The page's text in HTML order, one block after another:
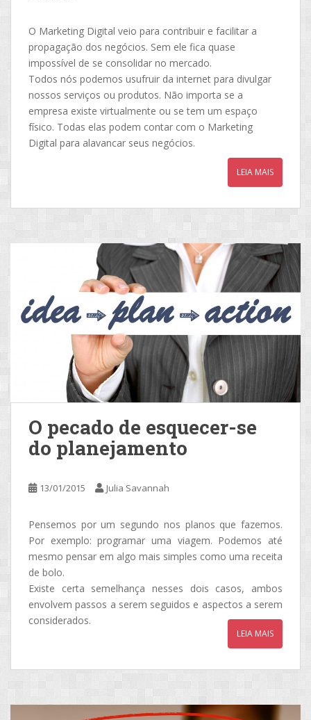
O Marketing Digital veio para contribuir e facilitar a
propagação dos negócios. Sem ele fica quase
impossível de se consolidar no mercado.
Todos nós podemos usufruir da internet para divulgar
nossos serviços ou produtos. Não importa se a
empresa existe virtualmente ou se tem um espaço
físico. Todas elas podem contar com o Marketing
Digital para alavancar seus negócios.
LEIA MAIS
O pecado de esquecer-se
do planejamento
13/01/2015 Julia Savannah
Pensemos por um segundo nos planos que fazemos.
Por exemplo: programar uma viagem. Podemos até
mesmo pensar em algo mais simples como uma receita
de bolo.
Existe certa semelhança nesses dois casos, ambos
envolvem passos a serem seguidos e aspectos a serem
considerados.
LEIA MAIS